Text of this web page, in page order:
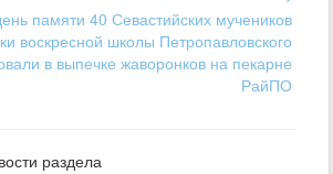
памяти 40 Севастийских мучеников
воскресной школы Петропавловского
в выпечке жаворонков на пекарне
РайПО
раздела